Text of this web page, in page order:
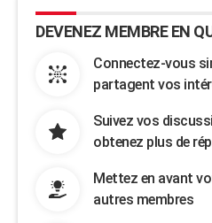
DEVENEZ MEMBRE EN
Connectez-vous
partagent vos
Suivez vos
obtenez plus de
Mettez en avant
autres membres